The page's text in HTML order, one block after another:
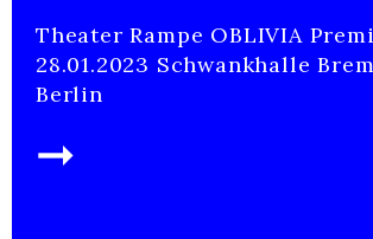
Theater Rampe OBLIVIA
28.01.2023 Schwankhalle
Berlin
➞